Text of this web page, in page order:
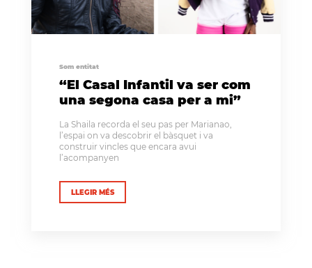
Som entitat
“El Casal Infantil va ser com
una segona casa per a mi”
La Shaila recorda el seu pas per Marianao,
l’espai on va descobrir el bàsquet i va
construir vincles que encara avui
l’acompanyen
LLEGIR MÉS